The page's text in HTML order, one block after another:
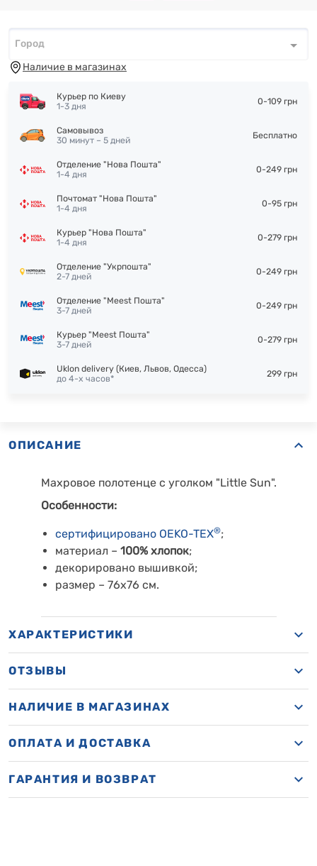
Город*
Город
Наличие в магазинах
Курьер по Киеву
1-3 дня
0-109 грн
Самовывоз
30 минут – 5 дней
Бесплатно
Отделение "Нова Пошта"
1-4 дня
0-249 грн
Почтомат "Нова Пошта"
1-4 дня
0-95 грн
Курьер "Нова Пошта"
1-4 дня
0-279 грн
Отделение "Укрпошта"
2-7 дней
0-249 грн
Отделение "Meest Пошта"
3-7 дней
0-249 грн
Курьер "Meest Пошта"
3-7 дней
0-279 грн
Uklon delivery (Киев, Львов, Одесса)
до 4-х часов*
299 грн
ОПИСАНИЕ
Махровое полотенце с уголком "Little Sun".
Особенности:
сертифицировано OEKO-TEX®;
материал – 100%хлопок;
декорировано вышивкой;
размер – 76х76 см.
ХАРАКТЕРИСТИКИ
ОТЗЫВЫ
НАЛИЧИЕ В МАГАЗИНАХ
ОПЛАТА И ДОСТАВКА
ГАРАНТИЯ И ВОЗВРАТ